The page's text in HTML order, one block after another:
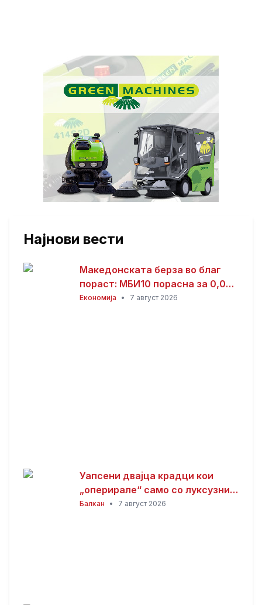
Најнови вести
Македонската берза во благ
пораст: МБИ10 порасна за 0,08
отсто, најтргувани акциите на
Економија • 7 август 2026
Уапсени двајца крадци кои
„оперирале“ само со луксузни
автомобили
Балкан • 7 август 2026